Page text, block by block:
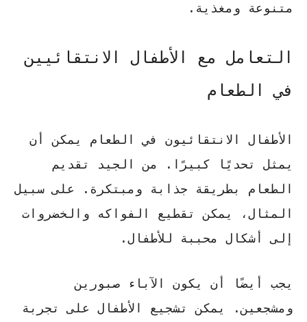
متنوعة ومغذية.
التعامل مع الأطفال الانتقائيين
في الطعام
الأطفال الانتقائيون في الطعام يمكن أن
يمثل تحديًا كبيرًا. من الجيد تقديم
الطعام بطريقة جذابة ومبتكرة. على سبيل
المثال، يمكن تقطيع الفواكه والخضروات
إلى أشكال محببة للأطفال.
يجب أيضًا أن يكون الآباء صبورين
ومشجعين. يمكن تشجيع الأطفال على تجربة